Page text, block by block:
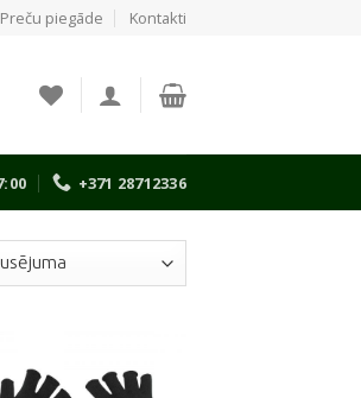
Preču piegāde Kontakti
+371 28712336